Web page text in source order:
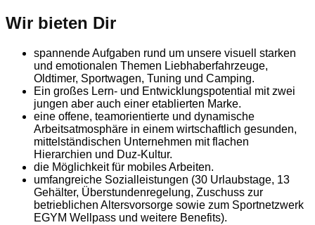
Wir bieten Dir
spannende Aufgaben rund um unsere visuell starken
und emotionalen Themen Liebhaberfahrzeuge,
Oldtimer, Sportwagen, Tuning und Camping.
Ein großes Lern- und Entwicklungspotential mit zwei
jungen aber auch einer etablierten Marke.
eine offene, teamorientierte und dynamische
Arbeitsatmosphäre in einem wirtschaftlich gesunden,
mittelständischen Unternehmen mit flachen
Hierarchien und Duz-Kultur.
die Möglichkeit für mobiles Arbeiten.
umfangreiche Sozialleistungen (30 Urlaubstage, 13
Gehälter, Überstundenregelung, Zuschuss zur
betrieblichen Altersvorsorge sowie zum Sportnetzwerk
EGYM Wellpass und weitere Benefits).